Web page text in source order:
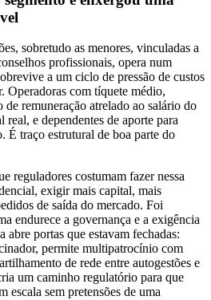
sobretudo as menores, vinculadas a
profissionais, opera num
a um ciclo de pressão de custos
Operadoras com tíquete médio,
remuneração atrelado ao salário do
e dependentes de aporte para
É traço estrutural de boa parte do
reguladores costumam fazer nessa
exigir mais capital, mais
de saída do mercado. Foi
endurece a governança e a exigência
abre portas que estavam fechadas:
permite multipatrocínio com
de rede entre autogestões e
um caminho regulatório para que
escala sem pretensões de uma